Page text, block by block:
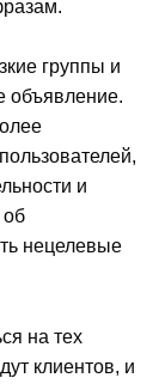
группы и
объявление.
и
об
нецелевые
на тех
клиентов, и